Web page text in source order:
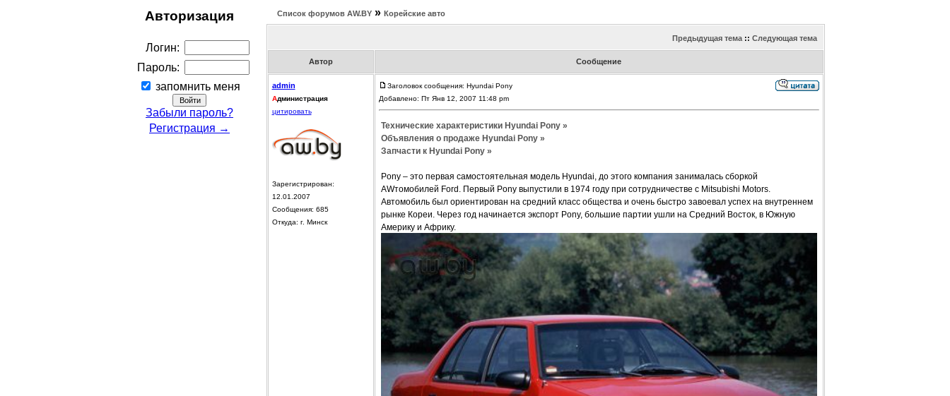
Авторизация
Логин:
Пароль:
запомнить меня
Забыли пароль?
Регистрация →
Список форумов АW.BY» Корейские авто
Предыдущая тема:: Следующая тема
Автор Сообщение
admin
Администрация
цитировать
Зарегистрирован:
12.01.2007
Сообщения: 685
Откуда: г. Минск
Заголовок сообщения: Hyundai Pony
Добавлено: Пт Янв 12, 2007 11:48 pm
Технические характеристики Hyundai Pony »
Объявления о продаже Hyundai Pony »
Запчасти к Hyundai Pony »
Pony – это первая самостоятельная модель Hyundai, до этого компания занималась сборкой
AWтомобилей Ford. Первый Pony выпустили в 1974 году при сотрудничестве с Mitsubishi Motors.
Автомобиль был ориентирован на средний класс общества и очень быстро завоевал успех на внутреннем
рынке Кореи. Через год начинается экспорт Pony, большие партии ушли на Средний Восток, в Южную
Америку и Африку.